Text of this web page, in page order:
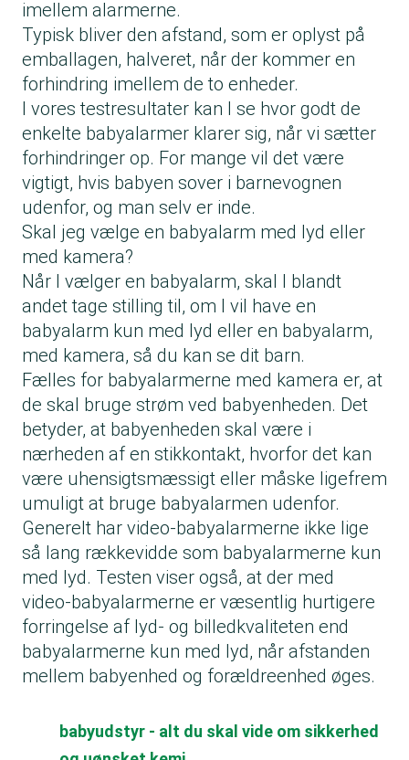
imellem alarmerne.
Typisk bliver den afstand, som er oplyst på
emballagen, halveret, når der kommer en
forhindring imellem de to enheder.
I vores testresultater kan I se hvor godt de
enkelte babyalarmer klarer sig, når vi sætter
forhindringer op. For mange vil det være
vigtigt, hvis babyen sover i barnevognen
udenfor, og man selv er inde.
Skal jeg vælge en babyalarm med lyd eller
med kamera?
Når I vælger en babyalarm, skal I blandt
andet tage stilling til, om I vil have en
babyalarm kun med lyd eller en babyalarm,
med kamera, så du kan se dit barn.
Fælles for babyalarmerne med kamera er, at
de skal bruge strøm ved babyenheden. Det
betyder, at babyenheden skal være i
nærheden af en stikkontakt, hvorfor det kan
være uhensigtsmæssigt eller måske ligefrem
umuligt at bruge babyalarmen udenfor.
Generelt har video-babyalarmerne ikke lige
så lang rækkevidde som babyalarmerne kun
med lyd. Testen viser også, at der med
video-babyalarmerne er væsentlig hurtigere
forringelse af lyd- og billedkvaliteten end
babyalarmerne kun med lyd, når afstanden
mellem babyenhed og forældreenhed øges.
babyudstyr - alt du skal vide om sikkerhed